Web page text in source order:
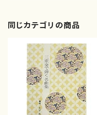
同じカテゴリの商品